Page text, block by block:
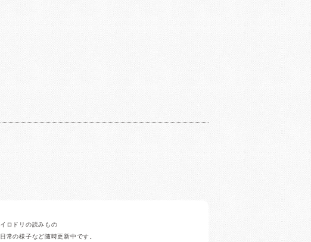
イロドリの読みもの
日常の様子など随時更新中です。